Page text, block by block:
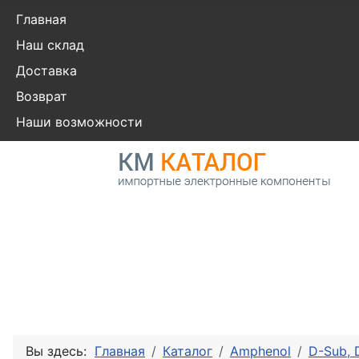
Главная
Наш склад
Доставка
Возврат
Наши возможности
Вы здесь: Главная Каталог Amphenol D-Sub,